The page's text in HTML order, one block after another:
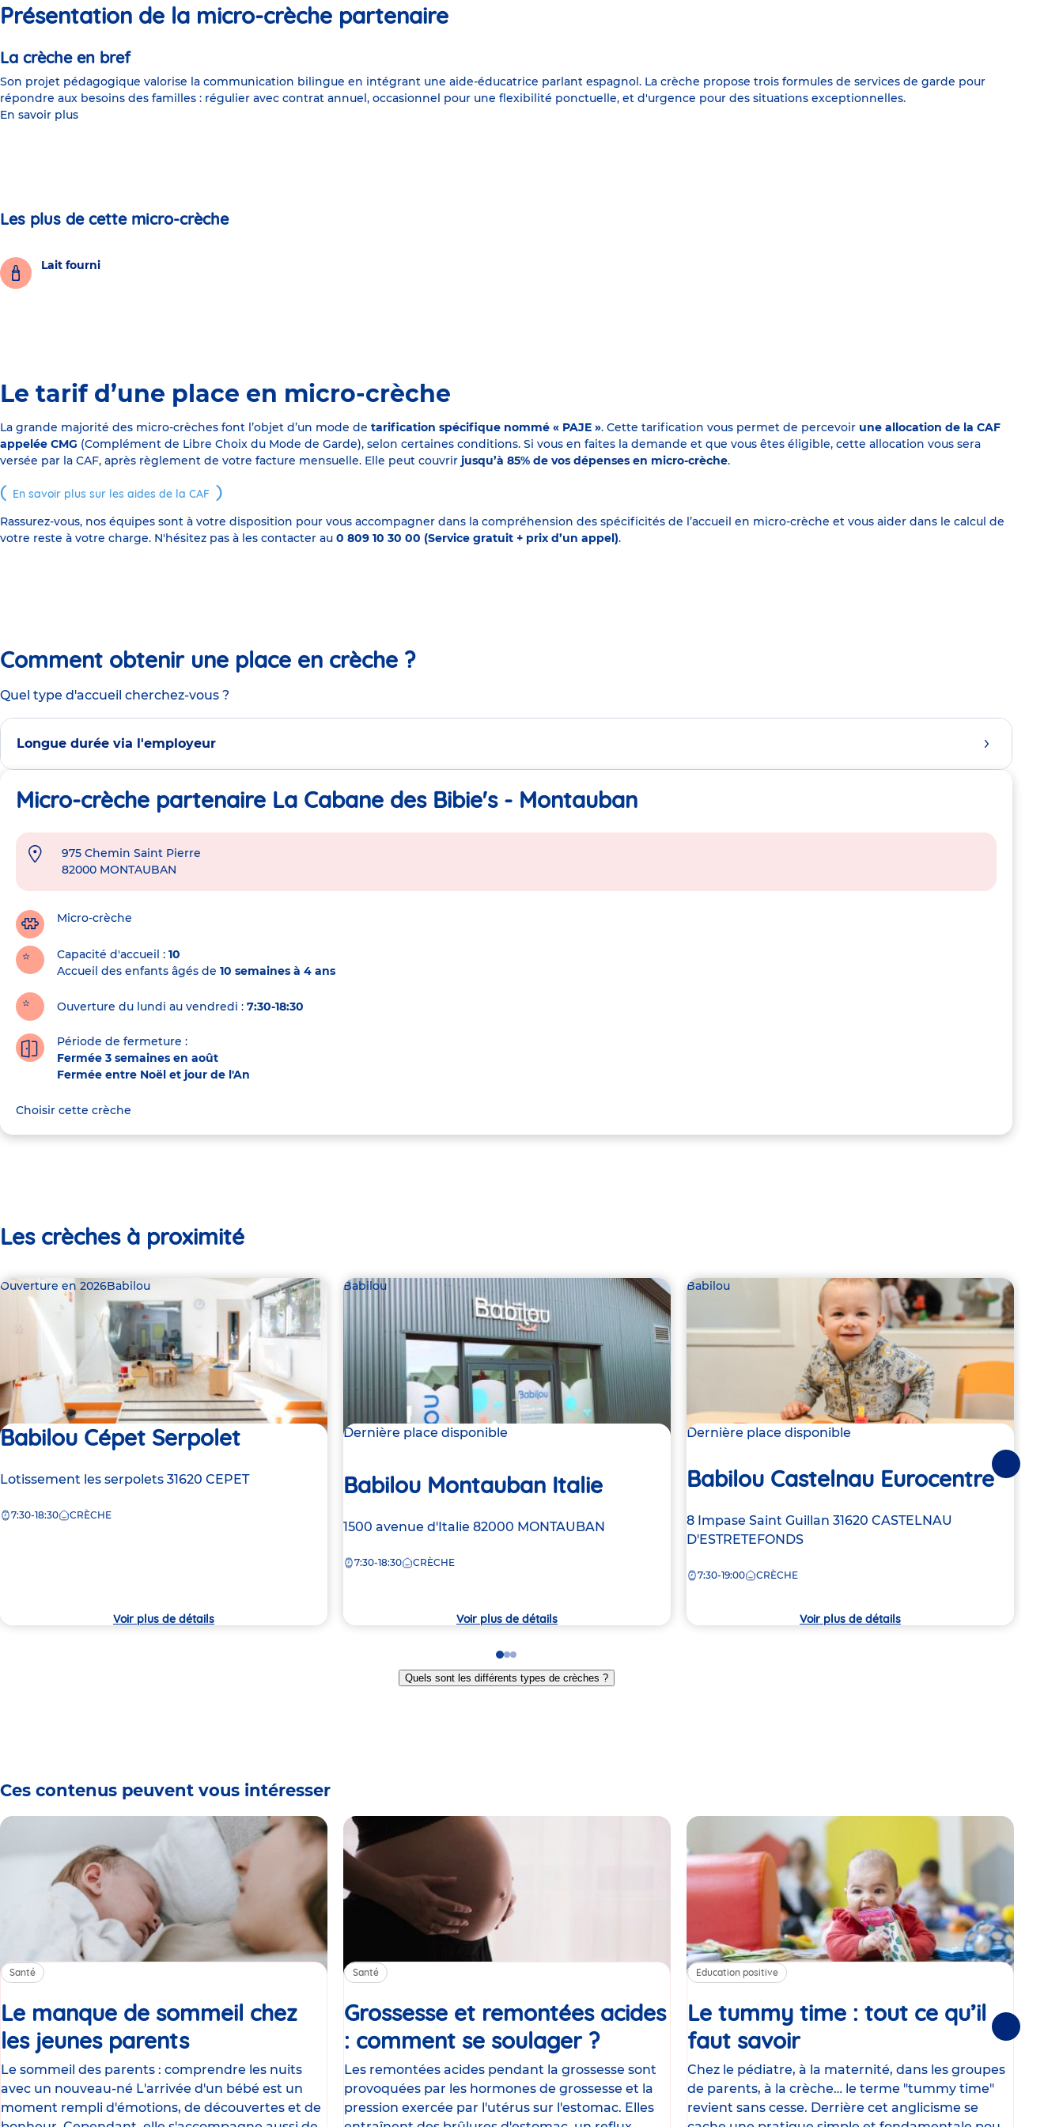
Présentation de la micro-crèche partenaire
La crèche en bref
Son projet pédagogique valorise la communication bilingue en intégrant une aide-éducatrice parlant espagnol. La crèche propose trois formules de services de garde pour
répondre aux besoins des familles : régulier avec contrat annuel, occasionnel pour une flexibilité ponctuelle, et d'urgence pour des situations exceptionnelles.
En savoir plus
Les plus de cette micro-crèche
Lait fourni
Le tarif d’une place en micro-crèche
La grande majorité des micro-crèches font l’objet d’un mode de tarification spécifique nommé « PAJE ». Cette tarification vous permet de percevoir une allocation de la CAF
appelée CMG (Complément de Libre Choix du Mode de Garde), selon certaines conditions. Si vous en faites la demande et que vous êtes éligible, cette allocation vous sera
versée par la CAF, après règlement de votre facture mensuelle. Elle peut couvrir jusqu’à 85% de vos dépenses en micro-crèche.
En savoir plus sur les aides de la CAF
Rassurez-vous, nos équipes sont à votre disposition pour vous accompagner dans la compréhension des spécificités de l’accueil en micro-crèche et vous aider dans le calcul de
votre reste à votre charge. N'hésitez pas à les contacter au 0 809 10 30 00 (Service gratuit + prix d’un appel).
Comment obtenir une place en crèche ?
Quel type d'accueil cherchez-vous ?
Longue durée via l'employeur
Micro-crèche partenaire La Cabane des Bibie's - Montauban
Adresse
crèche
975 Chemin Saint Pierre
82000 MONTAUBAN
Micro-crèche
Capacité d'accueil
10
Accueil des enfants âgés de 10 semaines à 4 ans
Ouverture du lundi au vendredi : 7:30-18:30
Période de fermeture :
Fermée 3 semaines en août
Fermée entre Noël et jour de l'An
Choisir cette crèche
Les crèches à proximité
Ouverture en 2026Babilou
Babilou Cépet Serpolet
Adresse
la
Lotissement les serpolets 31620 CEPET
7:30-18:30 CRÈCHE
Voir plus de détails
Babilou
Dernière place disponible
Babilou Montauban Italie
Adresse
la
1500 avenue d'Italie 82000 MONTAUBAN
7:30-18:30 CRÈCHE
Voir plus de détails
Babilou
Dernière place disponible
Babilou Castelnau Eurocentre
Adresse
de
crèche
8 Impase Saint Guillan 31620 CASTELNAU
D'ESTRETEFONDS
7:30-19:00 CRÈCHE
Voir plus de détails
Suivantes
Go
to
slide
Go
to
slide
Go
to
slide
Quels sont les différents types de crèches ?
Ces contenus peuvent vous intéresser
Santé
Le manque de sommeil chez
les jeunes parentsArticle
Le sommeil des parents : comprendre les nuits
avec un nouveau-né L'arrivée d'un bébé est un
moment rempli d'émotions, de découvertes et de
Santé
Grossesse et remontées acides
: comment se soulager ?Article
Les remontées acides pendant la grossesse sont
provoquées par les hormones de grossesse et la
pression exercée par l'utérus sur l'estomac. Elles
Education positive
Le tummy time : tout ce qu’il
faut savoirArticle
Chez le pédiatre, à la maternité, dans les groupes
de parents, à la crèche… le terme "tummy time"
revient sans cesse. Derrière cet anglicisme se
Suivantes